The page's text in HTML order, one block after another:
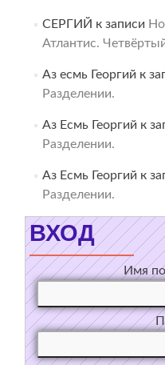
СЕРГИЙ к записи
Атлантис.
Аз есмь Георгий к
Разделении.
Аз Есмь Георгий к
Разделении.
Аз Есмь Георгий к
Разделении.
ВХОД
Имя